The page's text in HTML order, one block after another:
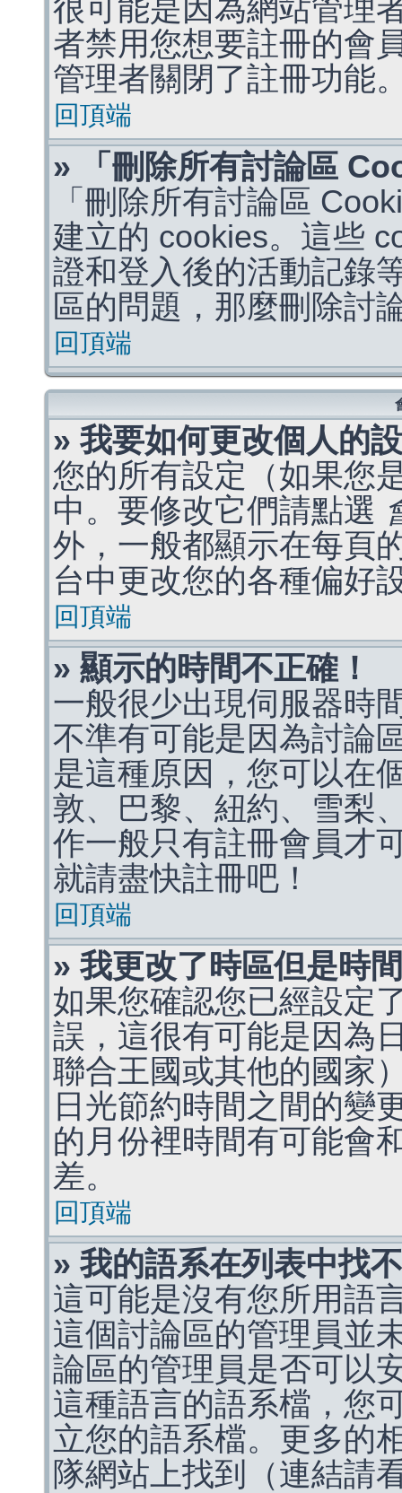
很可能是因為網站管理
者禁用您想要註冊的會
管理者關閉了註冊功能
回頂端
» 「刪除所有討論區
「刪除所有討論區
建立的 cookies。這些
證和登入後的活動記錄
區的問題，那麼刪除討
回頂端
» 我要如何更改個人的
您的所有設定（如果您
中。要修改它們請點選
外，一般都顯示在每頁
台中更改您的各種偏好
回頂端
» 顯示的時間不正確！
一般很少出現伺服器時
不準有可能是因為討論
是這種原因，您可以在
敦、巴黎、紐約、雪梨
作一般只有註冊會員才
就請盡快註冊吧！
回頂端
» 我更改了時區但是時
如果您確認您已經設定
誤，這很有可能是因為
聯合王國或其他的國家
日光節約時間之間的變
的月份裡時間有可能會
差。
回頂端
» 我的語系在列表中找
這可能是沒有您所用語
這個討論區的管理員並
論區的管理員是否可以
這種語言的語系檔，您
立您的語系檔。更多的
隊網站上找到（連結請